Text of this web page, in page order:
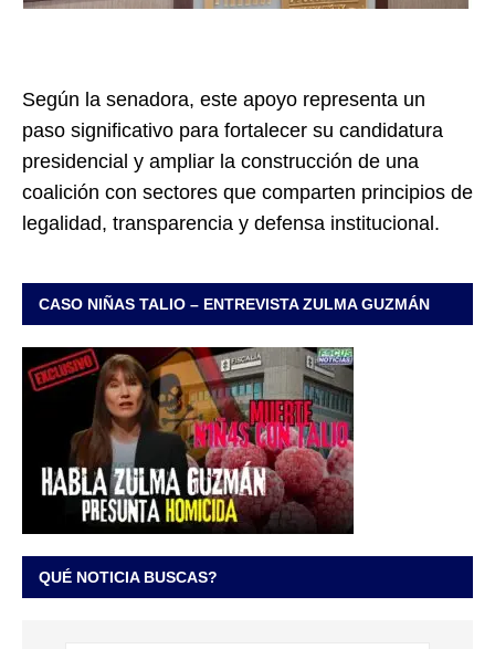
Según la senadora, este apoyo representa un
paso significativo para fortalecer su candidatura
presidencial y ampliar la construcción de una
coalición con sectores que comparten principios de
legalidad, transparencia y defensa institucional.
CASO NIÑAS TALIO – ENTREVISTA ZULMA GUZMÁN
QUÉ NOTICIA BUSCAS?